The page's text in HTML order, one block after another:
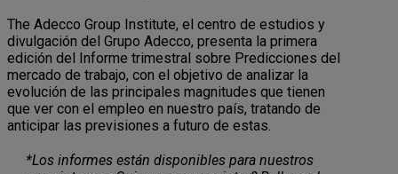
The Adecco Group Institute, el centro de estudios y
divulgación del Grupo Adecco, presenta la primera
edición del Informe trimestral sobre Predicciones del
mercado de trabajo, con el objetivo de analizar la
evolución de las principales magnitudes que tienen
que ver con el empleo en nuestro país, tratando de
anticipar las previsiones a futuro de estas.
*Los informes están disponibles para nuestros